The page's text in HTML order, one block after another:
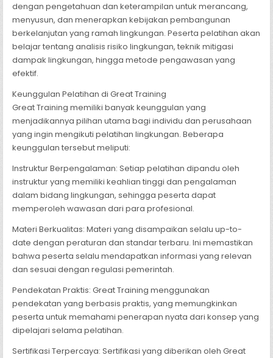
dengan pengetahuan dan keterampilan untuk merancang,
menyusun, dan menerapkan kebijakan pembangunan
berkelanjutan yang ramah lingkungan. Peserta pelatihan akan
belajar tentang analisis risiko lingkungan, teknik mitigasi
dampak lingkungan, hingga metode pengawasan yang
efektif.
Keunggulan Pelatihan di Great Training
Great Training memiliki banyak keunggulan yang
menjadikannya pilihan utama bagi individu dan perusahaan
yang ingin mengikuti pelatihan lingkungan. Beberapa
keunggulan tersebut meliputi:
Instruktur Berpengalaman: Setiap pelatihan dipandu oleh
instruktur yang memiliki keahlian tinggi dan pengalaman
dalam bidang lingkungan, sehingga peserta dapat
memperoleh wawasan dari para profesional.
Materi Berkualitas: Materi yang disampaikan selalu up-to-
date dengan peraturan dan standar terbaru. Ini memastikan
bahwa peserta selalu mendapatkan informasi yang relevan
dan sesuai dengan regulasi pemerintah.
Pendekatan Praktis: Great Training menggunakan
pendekatan yang berbasis praktis, yang memungkinkan
peserta untuk memahami penerapan nyata dari konsep yang
dipelajari selama pelatihan.
Sertifikasi Terpercaya: Sertifikasi yang diberikan oleh Great